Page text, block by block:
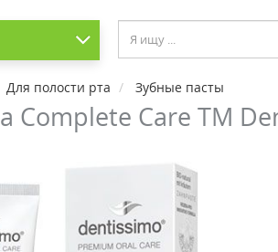
Для полости рта Зубные пасты
Complete Care ТМ